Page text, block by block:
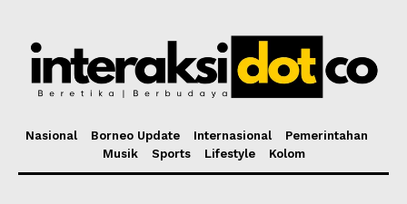
Nasional Borneo Update Internasional
Pemerintahan
Musik
Sports Lifestyle Kolom